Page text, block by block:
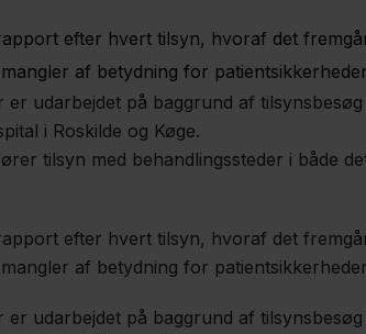
efter hvert tilsyn, hvoraf det
af betydning for
udarbejdet på baggrund af
i Roskilde og Køge.
tilsyn med behandlingssteder i både
efter hvert tilsyn, hvoraf det
af betydning for
udarbejdet på baggrund af